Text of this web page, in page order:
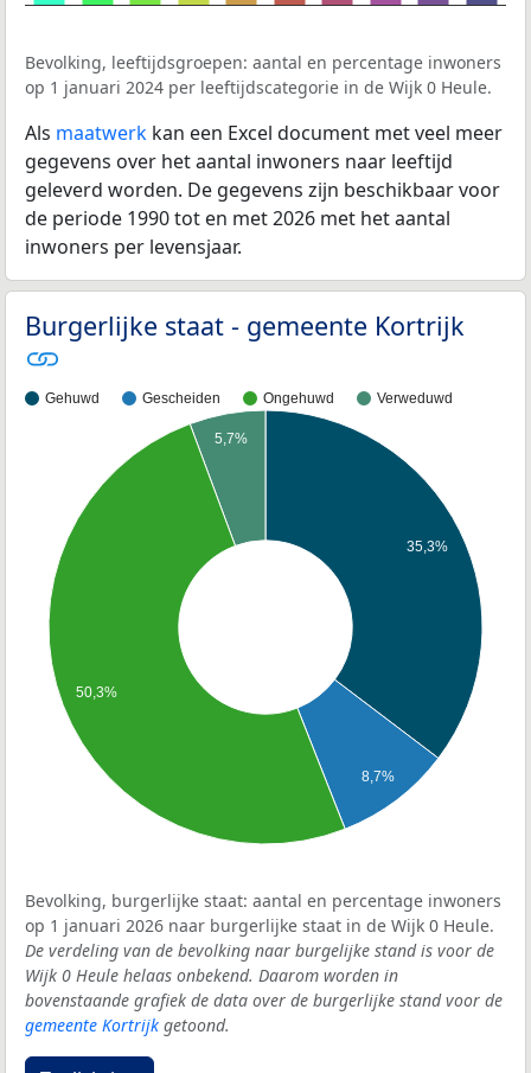
Bevolking, leeftijdsgroepen: aantal en percentage inwoners
op 1 januari 2024 per leeftijdscategorie in de Wijk 0 Heule.
Als maatwerk kan een Excel document met veel meer
gegevens over het aantal inwoners naar leeftijd
geleverd worden. De gegevens zijn beschikbaar voor
de periode 1990 tot en met 2026 met het aantal
inwoners per levensjaar.
Burgerlijke staat - gemeente Kortrijk
Gehuwd Gescheiden Ongehuwd Verweduwd
35,3%
8,7%
5,7%
50,3%
Bevolking, burgerlijke staat: aantal en percentage inwoners
op 1 januari 2026 naar burgerlijke staat in de Wijk 0 Heule.
De verdeling van de bevolking naar burgelijke stand is voor de
Wijk 0 Heule helaas onbekend. Daarom worden in
bovenstaande grafiek de data over de burgerlijke stand voor de
gemeente Kortrijk getoond.